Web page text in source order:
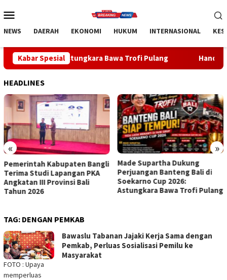
ke
Mobile
NEWS DAERAH EKONOMI HUKUM INTERNASIONAL
Kabar SpesialBawa Trofi Pulang Handball Bali Juara
HEADLINES
« »
Made Supartha Dukung
Perjuangan Banteng Bali di
Soekarno Cup 2026:
Astungkara Bawa Trofi Pulang
Handball Bali Juara Kejurnas
U-19 2026, Regenerasi Atlet
Muda Mulai Berbuah Prestasi
TAG: DENGAN PEMKAB
FOTO : Upaya
memperluas
Bawaslu Tabanan Jajaki Kerja Sama dengan
Pemkab, Perluas Sosialisasi Pemilu ke
Masyarakat